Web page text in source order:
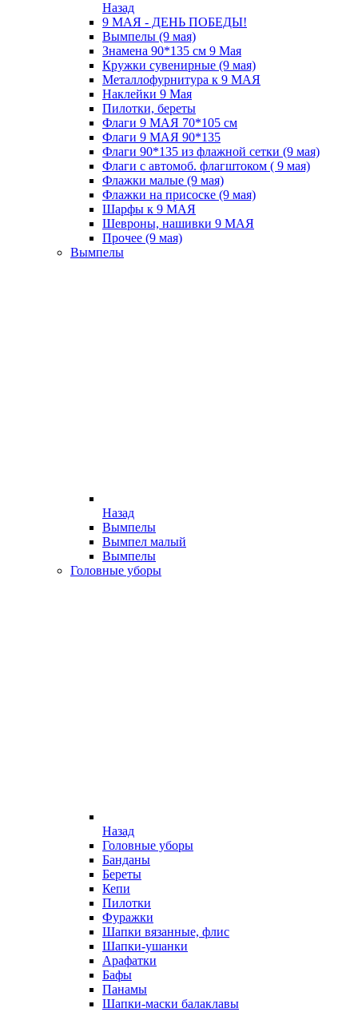
Назад
9 МАЯ - ДЕНЬ ПОБЕДЫ!
Вымпелы (9 мая)
Знамена 90*135 см 9 Мая
Кружки cувенирные (9 мая)
Металлофурнитура к 9 МАЯ
Наклейки 9 Мая
Пилотки, береты
Флаги 9 МАЯ 70*105 см
Флаги 9 МАЯ 90*135
Флаги 90*135 из флажной сетки (9 мая)
Флаги с автомоб. флагштоком ( 9 мая)
Флажки малые (9 мая)
Флажки на присоске (9 мая)
Шарфы к 9 МАЯ
Шевроны, нашивки 9 МАЯ
Прочее (9 мая)
Вымпелы
Назад
Вымпелы
Вымпел малый
Вымпелы
Головные уборы
Назад
Головные уборы
Банданы
Береты
Кепи
Пилотки
Фуражки
Шапки вязанные, флис
Шапки-ушанки
Арафатки
Бафы
Панамы
Шапки-маски балаклавы